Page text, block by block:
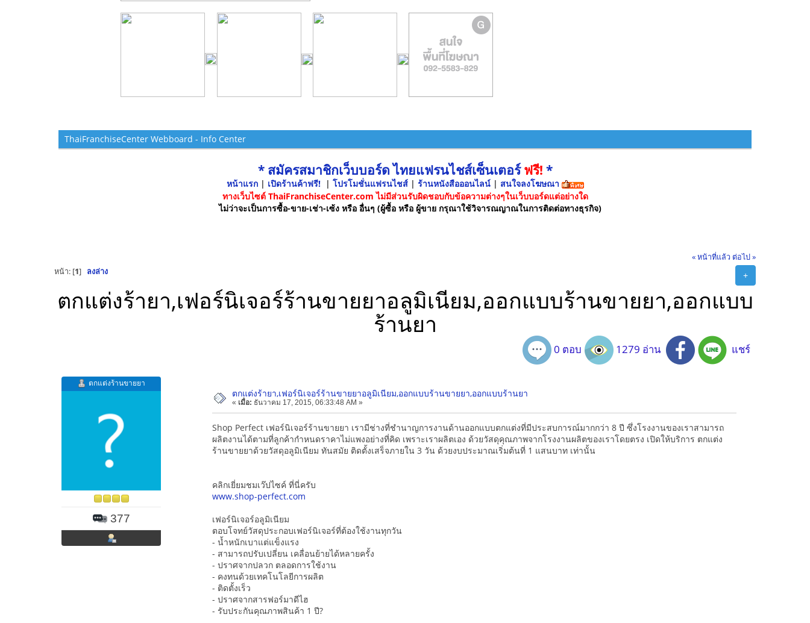
ThaiFranchiseCenter Webboard - Info Center
* สมัครสมาชิกเว็บบอร์ด ไทยแฟรนไชส์เซ็นเตอร์ฟรี! *
หน้าแรก| เปิดร้านค้าฟรี! | โปรโมชั่นแฟรนไชส์ | ร้านหนังสือออนไลน์ | สนใจลงโฆษณา
ทางเว็บไซต์ ThaiFranchiseCenter.com ไม่มีส่วนรับผิดชอบกับข้อความต่างๆในเว็บบอร์ดแต่อย่างใด
ไม่ว่าจะเป็นการซื้อ-ขาย-เช่า-เซ้ง หรือ อื่นๆ (ผู้ซื้อ หรือ ผู้ขาย กรุณาใช้วิจารณญาณในการติดต่อทางธุรกิจ)
« หน้าที่แล้ว ต่อไป »
+
หน้า: [1] ลงล่าง
ตกแต่งร้ายา,เฟอร์นิเจอร์ร้านขายยาอลูมิเนียม,ออกแบบร้านขายยา,ออกแบบ
ร้านยา
0 ตอบ 1279 อ่าน แชร์
ตกแต่งร้านขายยา
377
ตกแต่งร้ายา,เฟอร์นิเจอร์ร้านขายยาอลูมิเนียม,ออกแบบร้านขายยา,ออกแบบร้านยา
« เมื่อ: ธันวาคม 17, 2015, 06:33:48 AM »
Shop Perfect เฟอร์นิเจอร์ร้านขายยา เรามีช่างที่ชำนาญการงานด้านออกแบบตกแต่งที่มีประสบการณ์มากกว่า 8 ปี ซึ่งโรงงานของเราสามารถ
ผลิตงานได้ตามที่ลูกค้ากำหนดราคาไม่แพงอย่างที่คิด เพราะเราผลิตเอง ด้วยวัสดุคุณภาพจากโรงงานผลิตของเราโดยตรง เปิดให้บริการ ตกแต่ง
ร้านขายยาด้วยวัสดุอลูมิเนียม ทันสมัย ติดตั้งเสร็จภายใน 3 วัน ด้วยงบประมาณเริ่มต้นที่ 1 แสนบาท เท่านั้น
คลิกเยี่ยมชมเว๊ปไซค์ ที่นี่ครับ
www.shop-perfect.com
เฟอร์นิเจอร์อลูมิเนียม
ตอบโจทย์วัสดุประกอบเฟอร์นิเจอร์ที่ต้องใช้งานทุกวัน
- น้ำหนักเบาแต่แข็งแรง
- สามารถปรับเปลี่ยน เคลื่อนย้ายได้หลายครั้ง
- ปราศจากปลวก ตลอดการใช้งาน
- คงทนด้วยเทคโนโลยีการผลิต
- ติดตั้งเร็ว
- ปราศจากสารฟอร์มาดีไฮ
- รับประกันคุณภาพสินค้า 1 ปี?